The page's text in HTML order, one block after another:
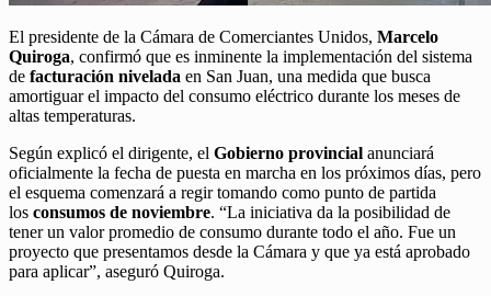
El presidente de la Cámara de Comerciantes Unidos, Marcelo
Quiroga, confirmó que es inminente la implementación del sistema
de facturación nivelada en San Juan, una medida que busca
amortiguar el impacto del consumo eléctrico durante los meses de
altas temperaturas.
Según explicó el dirigente, el Gobierno provincial anunciará
oficialmente la fecha de puesta en marcha en los próximos días, pero
el esquema comenzará a regir tomando como punto de partida
los consumos de noviembre. “La iniciativa da la posibilidad de
tener un valor promedio de consumo durante todo el año. Fue un
proyecto que presentamos desde la Cámara y que ya está aprobado
para aplicar”, aseguró Quiroga.